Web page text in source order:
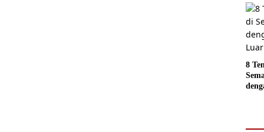
jadi
8